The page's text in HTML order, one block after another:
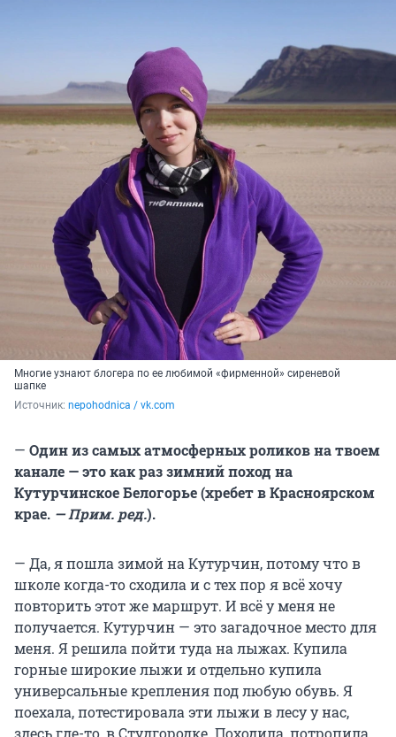
Многие узнают блогера по ее любимой «фирменной» сиреневой
шапке
Источник: nepohodnica / vk.com
— Один из самых атмосферных роликов на твоем
канале — это как раз зимний поход на
Кутурчинское Белогорье (хребет в Красноярском
крае. — Прим. ред.).
— Да, я пошла зимой на Кутурчин, потому что в
школе когда-то сходила и с тех пор я всё хочу
повторить этот же маршрут. И всё у меня не
получается. Кутурчин — это загадочное место для
меня. Я решила пойти туда на лыжах. Купила
горные широкие лыжи и отдельно купила
универсальные крепления под любую обувь. Я
поехала, потестировала эти лыжи в лесу у нас,
здесь где-то, в Студгородке. Походила, потропила